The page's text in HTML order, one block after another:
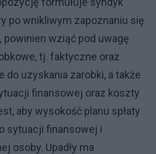
po wnikliwym zapoznaniu się
powinien wziąć pod uwagę
tj. faktyczne oraz
do uzyskania zarobki, a także
finansowej oraz koszty
aby wysokość planu spłaty
sytuacji finansowej i
osoby. Upadły ma